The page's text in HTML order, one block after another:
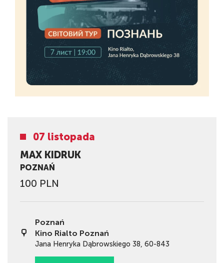
07 listopada
MAX KIDRUK
POZNAŃ
100 PLN
Poznań
Kino Rialto Poznań
Jana Henryka Dąbrowskiego 38, 60-843